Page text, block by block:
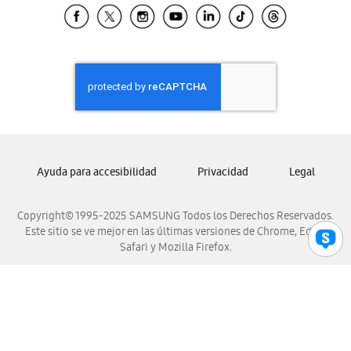
Samsung El Salvador
Samsung Honduras
Samsung Nicaragua
Samsung Panamá
Samsung Venezuela
Copyright© 1995-2025 SAMSUNG Todos los Derechos Reservados.
Este sitio se ve mejor en las últimas versiones de Chrome, Edge,
Safari y Mozilla Firefox.
Ayuda para accesibilidad Privacidad Legal